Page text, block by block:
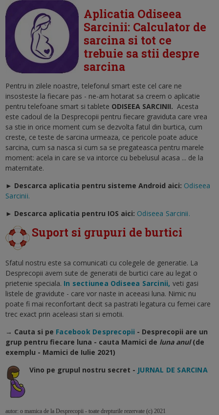
Aplicatia Odiseea
Sarcinii: Calculator de
sarcina si tot ce
trebuie sa stii despre
sarcina
Pentru in zilele noastre, telefonul smart este cel care ne
insosteste la fiecare pas - ne-am hotarat sa creem o aplicatie
pentru telefoane smart si tablete ODISEEA SARCINII. Acesta
este cadoul de la Desprecopii pentru fiecare graviduta care vrea
sa stie in orice moment cum se dezvolta fatul din burtica, cum
creste, ce teste de sarcina urmeaza, ce pericole poate aduce
sarcina, cum sa nasca si cum sa se pregateasca pentru marele
moment: acela in care se va intorce cu bebelusul acasa ... de la
maternitate.
► Descarca aplicatia pentru sisteme Android aici: Odiseea
Sarcinii.
► Descarca aplicatia pentru IOS aici: Odiseea Sarcinii.
Suport si grupuri de burtici
Sfatul nostru este sa comunicati cu colegele de generatie. La
Desprecopii avem sute de generatii de burtici care au legat o
prietenie speciala. In sectiunea Odiseea Sarcinii, veti gasi
listele de gravidute - care vor naste in aceeasi luna. Nimic nu
poate fi mai reconfortant decit sa pastrati legatura cu femei care
trec exact prin aceleasi stari si emotii.
→ Cauta si pe Facebook Desprecopii - Desprecopii are un
grup pentru fiecare luna - cauta Mamici de luna anul (de
exemplu - Mamici de Iulie 2021)
Vino pe grupul nostru secret - JURNAL DE SARCINA
autor: o mamica de la Desprecopii - toate drepturile rezervate (c) 2021